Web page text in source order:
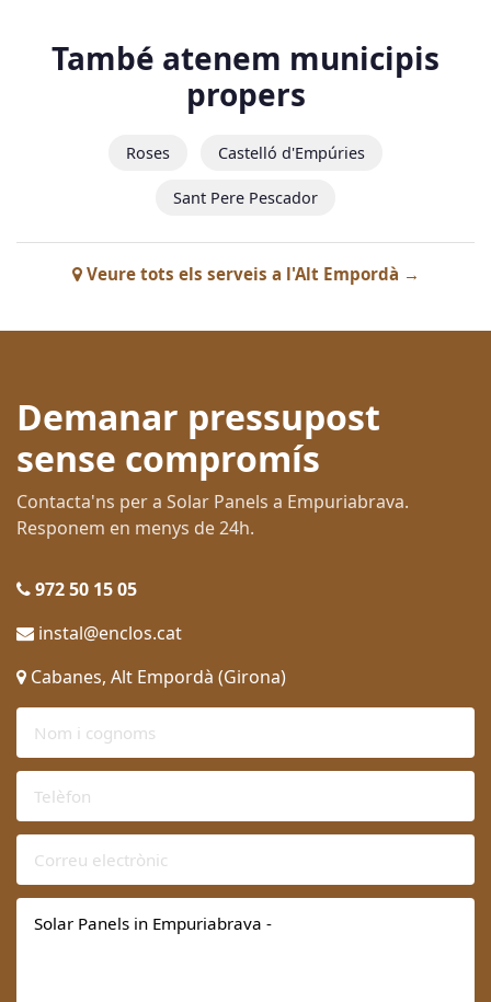
També atenem municipis
propers
Roses Castelló d'Empúries
Sant Pere Pescador
Veure tots els serveis a l'Alt Empordà →
Demanar pressupost
sense compromís
Contacta'ns per a Solar Panels a Empuriabrava.
Responem en menys de 24h.
972 50 15 05
instal@enclos.cat
Cabanes, Alt Empordà (Girona)